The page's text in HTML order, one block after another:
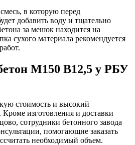
в которую перед
добавить воду и тщательно
за мешок находится на
сухого материала рекомендуется
М150 B12,5 у РБУ
стоимость и высокий
изготовления и доставки
сотрудники бетонного завода
помогающие заказать
необходимый объем.